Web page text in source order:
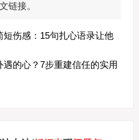
链接。
伤感：15句扎心语录让他
的心？7步重建信任的实用